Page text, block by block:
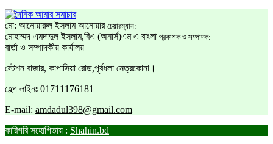
মো: আনোয়ারুল ইসলাম আনোয়ার চেয়ারম্যান:
মোহাম্মদ এমদাদুল ইসলাম,বিএ (অনার্স)এম এ বাংলা প্রকাশক ও সম্পাদক:
বার্তা ও সম্পাদকীয় কার্যালয়
স্টেশন বাজার, কাপাসিয়া রোড,পূর্বধলা নেত্রকোনা।
হেল্প লাইনঃ 01711176181
E-mail: amdadul398@gmail.com
কারিগরি সহোগিতায় : Shahin.bd